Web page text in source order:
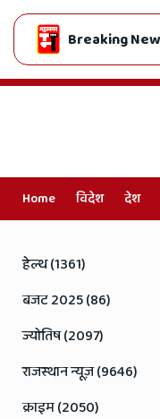
Breaking
अंतिम छोर तक
Home विदेश देश
Hindi
News,
Hindi
Samachar,
Jaipur
हेल्थ (1361)
बजट 2025 (86)
ज्योतिष (2097)
राजस्थान न्यूज़ (9646)
क्राइम (2050)